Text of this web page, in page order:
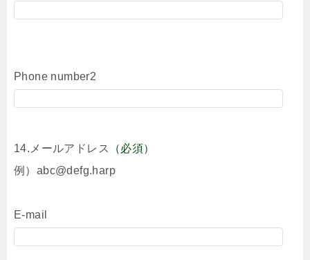
Phone number2
14.メールアドレス
（必須）
例）abc@defg.harp
E-mail